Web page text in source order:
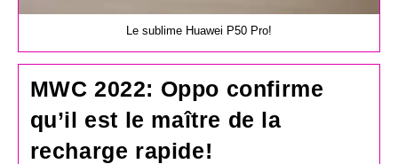
Le sublime Huawei P50 Pro!
MWC 2022: Oppo confirme
qu’il est le maître de la
recharge rapide!